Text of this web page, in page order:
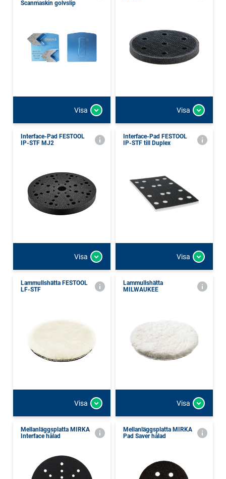
Scanmaskin golvslip
Visa Visa
Interface-Pad FESTOOL
IP-STF MJ2
Visa
Interface-Pad FESTOOL
IP-STF till Duplex
Visa
Lammullshätta FESTOOL
LF-STF
Visa
Lammullshätta
MILWAUKEE
Visa
Mellanläggsplatta MIRKA
Interface hålad
Mellanläggsplatta MIRKA
Pad Saver hålad